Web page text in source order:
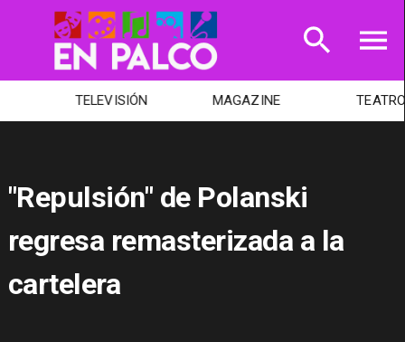
TELEVISIÓN MAGAZINE TEATRO
"Repulsión" de Polanski
regresa remasterizada a la
cartelera